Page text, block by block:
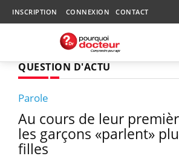
INSCRIPTION CONNEXION CONTACT
QUESTION D'ACTU
Parole
Au cours de leur
les garçons «parlent»
filles